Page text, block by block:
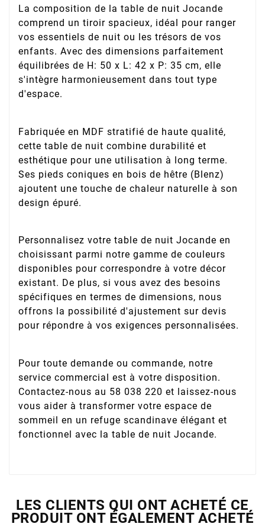
La composition de la table de nuit Jocande
comprend un tiroir spacieux, idéal pour ranger
vos essentiels de nuit ou les trésors de vos
enfants. Avec des dimensions parfaitement
équilibrées de H: 50 x L: 42 x P: 35 cm, elle
s'intègre harmonieusement dans tout type
d'espace.
Fabriquée en MDF stratifié de haute qualité,
cette table de nuit combine durabilité et
esthétique pour une utilisation à long terme.
Ses pieds coniques en bois de hêtre (Blenz)
ajoutent une touche de chaleur naturelle à son
design épuré.
Personnalisez votre table de nuit Jocande en
choisissant parmi notre gamme de couleurs
disponibles pour correspondre à votre décor
existant. De plus, si vous avez des besoins
spécifiques en termes de dimensions, nous
offrons la possibilité d'ajustement sur devis
pour répondre à vos exigences personnalisées.
Pour toute demande ou commande, notre
service commercial est à votre disposition.
Contactez-nous au 58 038 220 et laissez-nous
vous aider à transformer votre espace de
sommeil en un refuge scandinave élégant et
fonctionnel avec la table de nuit Jocande.
LES CLIENTS QUI ONT ACHETÉ CE
PRODUIT ONT ÉGALEMENT ACHETÉ